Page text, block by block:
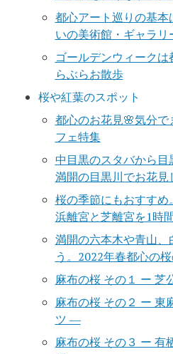
都心アート巡りの基
いの美術館・ギャラリ
ゴールデンウィーク
らぶらお散歩
桜や紅葉のスポット
都心のお花見🌸気分
フェ特集
中目黒のスタバから
満開の目黒川でお花見
桜の季節にもおすす
浜離宮と芝離宮を1時
満開の六本木や青山
う。2022年春都心の
麻布の桜 その１ ー
麻布の桜 その２ ー 東
ツ ―
麻布の桜 その３ ー 有